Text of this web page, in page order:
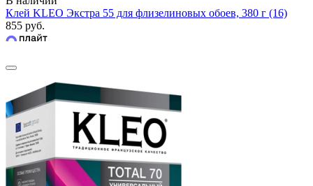
Клей KLEO Экстра 55 для флизелиновых обоев, 380 г (16)
855 руб.